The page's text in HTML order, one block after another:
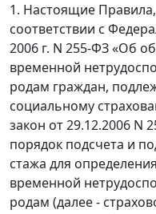
1. Настоящие
соответствии с
2006 г. N 255-ФЗ «Об
временной
родам граждан,
социальному
закон от 29.12.2006 N
порядок подсчета и
стажа для
временной
родам (далее -